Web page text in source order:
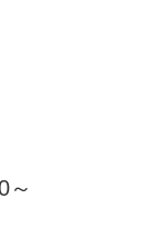
～